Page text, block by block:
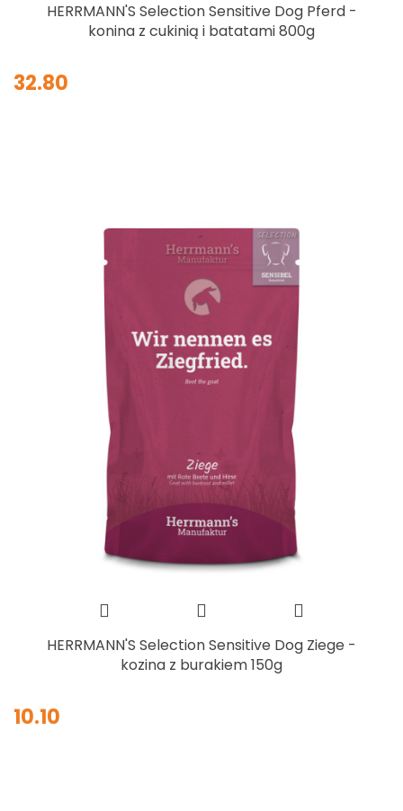
HERRMANN'S Selection Sensitive Dog Pferd -
konina z cukinią i batatami 800g
32.80
HERRMANN'S Selection Sensitive Dog Ziege -
kozina z burakiem 150g
10.10